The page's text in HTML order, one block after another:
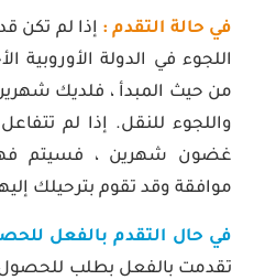
في حالة التقدم : إذا لم تكن
اللجوء في الدولة
من حيث المبدأ ، فلديك
واللجوء للنقل. إذا لم
غضون شهرين ، فسيتم
موافقة وقد تقوم بترحيلك
في حال التقدم بالفعل
تقدمت بالفعل بطلب للحصول